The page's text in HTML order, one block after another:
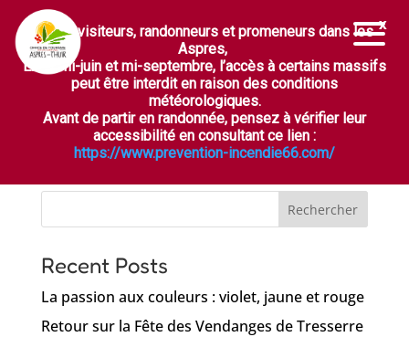
Ouvrir la barre d’outils
Aucun résultat
La page demandée est introuvable. Essayez
d'affiner votre recherche ou utilisez le panneau
de navigation ci-dessus pour localiser l'article.
Recent Posts
La passion aux couleurs : violet, jaune et rouge
Retour sur la Fête des Vendanges de Tresserre
Chers visiteurs, randonneurs et promeneurs dans les
Aspres,
Entre mi-juin et mi-septembre, l’accès à certains massifs
peut être interdit en raison des conditions
météorologiques.
Avant de partir en randonnée, pensez à vérifier leur
accessibilité en consultant ce lien :
https://www.prevention-incendie66.com/